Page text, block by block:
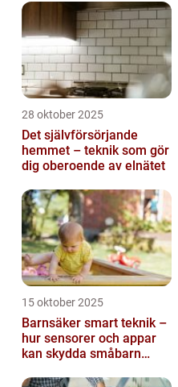
28 oktober 2025
Det självförsörjande
hemmet – teknik som gör
dig oberoende av elnätet
15 oktober 2025
Barnsäker smart teknik –
hur sensorer och appar
kan skydda småbarn